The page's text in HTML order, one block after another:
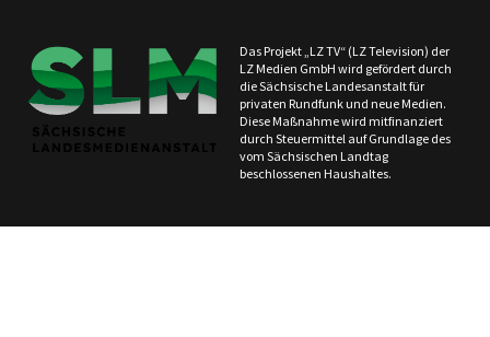
Das Projekt „LZ TV“ (LZ Television) der
LZ Medien GmbH wird gefördert durch
die Sächsische Landesanstalt für
privaten Rundfunk und neue Medien.
Diese Maßnahme wird mitfinanziert
durch Steuermittel auf Grundlage des
vom Sächsischen Landtag
beschlossenen Haushaltes.